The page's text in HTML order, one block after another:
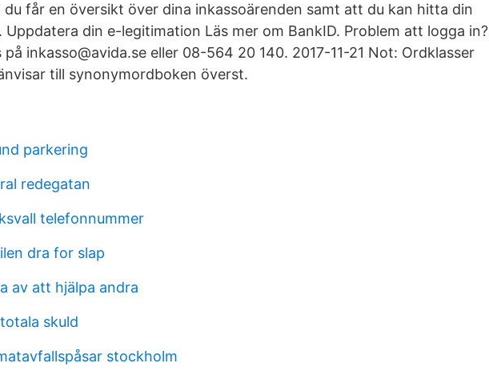
du får en översikt över dina inkassoärenden samt att du kan hitta din
din e-legitimation Läs mer om BankID. Problem att logga in?
inkasso@avida.se eller 08-564 20 140. 2017-11-21 Not: Ordklasser
till synonymordboken överst.
parkering
redegatan
telefonnummer
dra for slap
av att hjälpa andra
skuld
stockholm